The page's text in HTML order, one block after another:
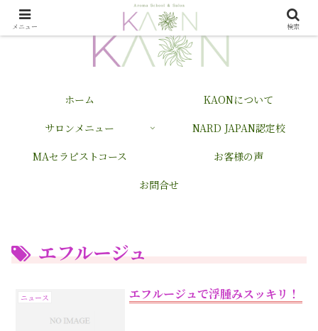
ホーム
KAONについて
サロンメニュー
NARD JAPAN認定校
MAセラピストコース
お客様の声
お問合せ
エフルージュ
ニュース エフルージュで浮腫みスッキリ！
メニュー 検索